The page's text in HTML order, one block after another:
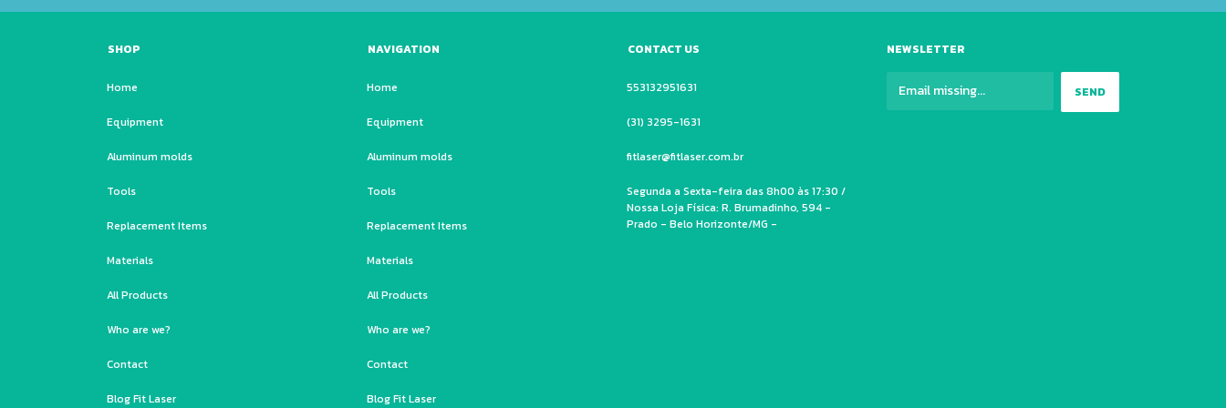
SHOP
Home
Equipment
Aluminum molds
Tools
Replacement Items
Materials
All Products
Who are we?
Contact
Blog Fit Laser
NAVIGATION
Home
Equipment
Aluminum molds
Tools
Replacement Items
Materials
All Products
Who are we?
Contact
Blog Fit Laser
CONTACT US
553132951631
(31) 3295-1631
fitlaser@fitlaser.com.br
Segunda a Sexta-feira das 8h00 às 17:30 /
Nossa Loja Física: R. Brumadinho, 594 -
Prado - Belo Horizonte/MG -
NEWSLETTER